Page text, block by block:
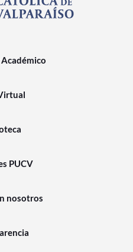
PUCV
nosotros